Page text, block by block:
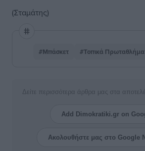
(Σταμάτης)
#Μπάσκετ #Τοπικά
Δείτε περισσότερα άρθρα μας στα
Add Dimokratiki.gr on
Ακολουθήστε μας στο Google